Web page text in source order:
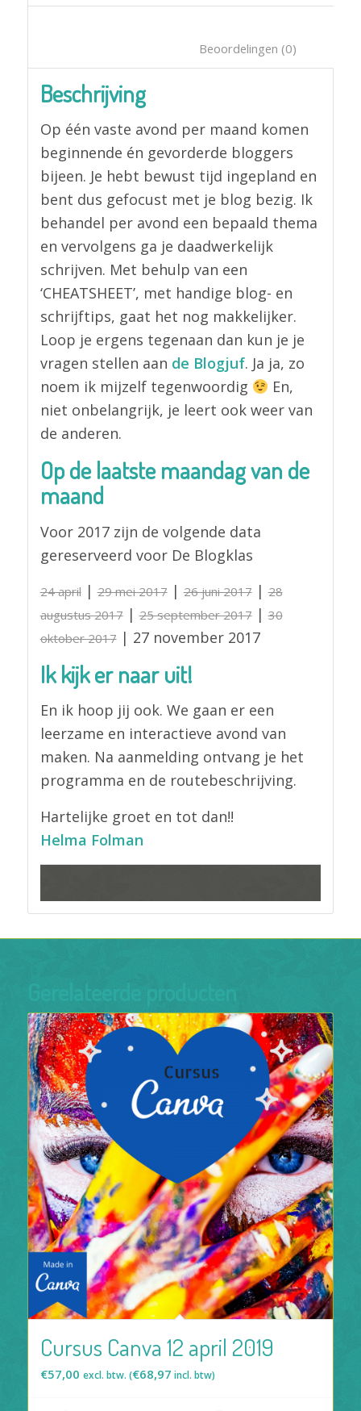
Beschrijving
Op één vaste avond per maand komen
beginnende én gevorderde bloggers
bijeen. Je hebt bewust tijd ingepland en
bent dus gefocust met je blog bezig. Ik
behandel per avond een bepaald thema
en vervolgens ga je daadwerkelijk
schrijven. Met behulp van een
‘CHEATSHEET’, met handige blog- en
schrijftips, gaat het nog makkelijker.
Loop je ergens tegenaan dan kun je je
vragen stellen aan de Blogjuf. Ja ja, zo
noem ik mijzelf tegenwoordig
En,
niet onbelangrijk, je leert ook weer van
de anderen.
Op de laatste maandag van de
maand
Voor 2017 zijn de volgende data
gereserveerd voor De Blogklas
24 april|29 mei 2017|26 juni 2017|28
augustus 2017|25 september 2017|30
oktober 2017| 27 november 2017
Ik kijk er naar uit!
En ik hoop jij ook. We gaan er een
leerzame en interactieve avond van
maken. Na aanmelding ontvang je het
programma en de routebeschrijving.
Hartelijke groet en tot dan!!
Helma Folman
Gerelateerde producten
Cursus Canva 12 april 2019
€57,00 excl. btw. (€68,97 incl. btw)